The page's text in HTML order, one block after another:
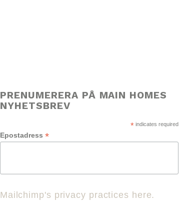
PRENUMERERA PÅ MAIN HOMES
NYHETSBREV
*indicates required
Epostadress *
Mailchimp's privacy practices here.